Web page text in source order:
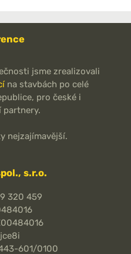
jsme zrealizovali
na stavbách po celé
pro české i
partnery.
nejzajímavější.
s.r.o.
320 459
601/0100